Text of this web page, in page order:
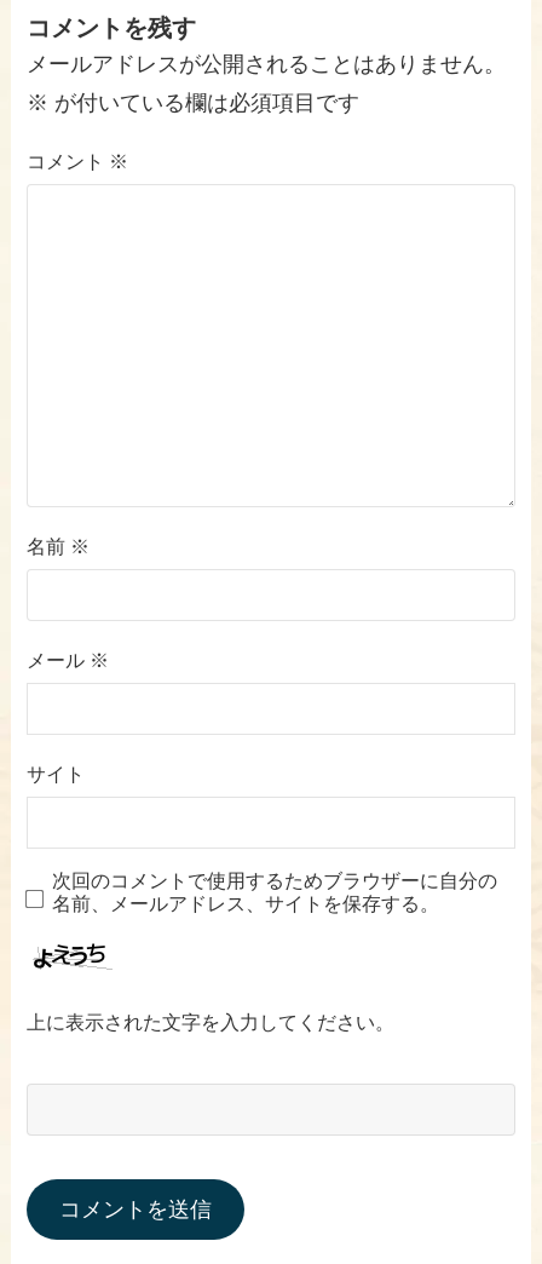
コメントを残す
メールアドレスが公開されることはありません。
※ が付いている欄は必須項目です
コメント ※
名前 ※
メール ※
サイト
次回のコメントで使用するためブラウザーに自分の
名前、メールアドレス、サイトを保存する。
上に表示された文字を入力してください。